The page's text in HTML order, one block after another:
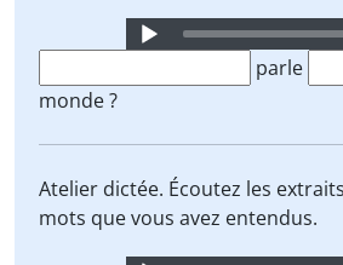
parle
monde ?
Atelier dictée. Écoutez les
mots que vous avez entendus.